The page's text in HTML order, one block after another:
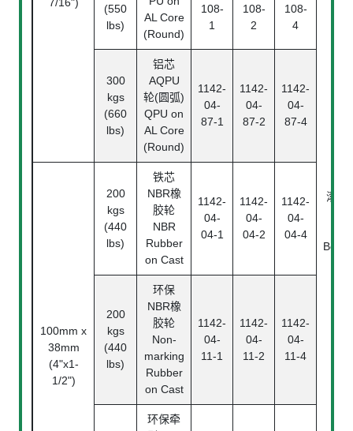
滚珠
(550
lbs)
AL Core
(Round)
108-
1
108-
2
108-
4
300
kgs
(660
lbs)
铝芯
AQPU
轮(圆弧)
QPU on
AL Core
(Round)
1142-
04-
87-1
1142-
04-
87-2
1142-
04-
87-4
100mm x
38mm
(4"x1-
1/2")
200
kgs
(440
lbs)
铁芯
NBR橡
胶轮
NBR
Rubber
on Cast
1142-
04-
04-1
1142-
04-
04-2
1142-
04-
04-4
200
kgs
(440
lbs)
环保
NBR橡
胶轮
Non-
marking
Rubber
on Cast
1142-
04-
11-1
1142-
04-
11-2
1142-
04-
11-4
环保牵